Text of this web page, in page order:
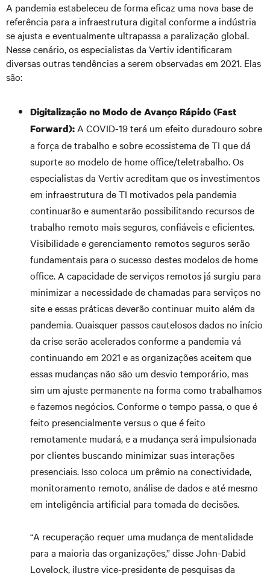
A pandemia estabeleceu de forma eficaz uma nova base de
referência para a infraestrutura digital conforme a indústria
se ajusta e eventualmente ultrapassa a paralização global.
Nesse cenário, os especialistas da Vertiv identificaram
diversas outras tendências a serem observadas em 2021. Elas
são:
Digitalização no Modo de Avanço Rápido (Fast
Forward): A COVID-19 terá um efeito duradouro sobre
a força de trabalho e sobre ecossistema de TI que dá
suporte ao modelo de home office/teletrabalho. Os
especialistas da Vertiv acreditam que os investimentos
em infraestrutura de TI motivados pela pandemia
continuarão e aumentarão possibilitando recursos de
trabalho remoto mais seguros, confiáveis e eficientes.
Visibilidade e gerenciamento remotos seguros serão
fundamentais para o sucesso destes modelos de home
office. A capacidade de serviços remotos já surgiu para
minimizar a necessidade de chamadas para serviços no
site e essas práticas deverão continuar muito além da
pandemia. Quaisquer passos cautelosos dados no início
da crise serão acelerados conforme a pandemia vá
continuando em 2021 e as organizações aceitem que
essas mudanças não são um desvio temporário, mas
sim um ajuste permanente na forma como trabalhamos
e fazemos negócios. Conforme o tempo passa, o que é
feito presencialmente versus o que é feito
remotamente mudará, e a mudança será impulsionada
por clientes buscando minimizar suas interações
presenciais. Isso coloca um prêmio na conectividade,
monitoramento remoto, análise de dados e até mesmo
em inteligência artificial para tomada de decisões.
“A recuperação requer uma mudança de mentalidade
para a maioria das organizações,” disse John-Dabid
Lovelock, ilustre vice-presidente de pesquisas da